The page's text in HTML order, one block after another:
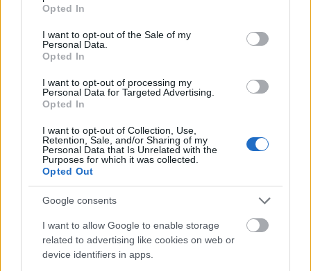
use your data for below specified purposes in below Google
consent section.
Opted In
I want to opt-out of the Sale of my
Personal Data.
Opted In
I want to opt-out of processing my
Personal Data for Targeted Advertising.
Opted In
I want to opt-out of Collection, Use,
Retention, Sale, and/or Sharing of my
Personal Data that Is Unrelated with the
Purposes for which it was collected.
Opted Out
Google consents
I want to allow Google to enable storage
related to advertising like cookies on web or
device identifiers in apps.